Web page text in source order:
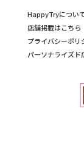
HappyTryについ
店舗掲載はこちら
プライバシーポリ
パーソナライズド